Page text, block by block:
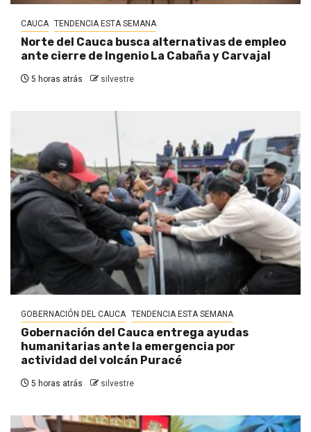
CAUCA TENDENCIA ESTA SEMANA
Norte del Cauca busca alternativas de empleo
ante cierre de Ingenio La Cabaña y Carvajal
5 horas atrás silvestre
GOBERNACIÓN DEL CAUCA TENDENCIA ESTA SEMANA
Gobernación del Cauca entrega ayudas
humanitarias ante la emergencia por
actividad del volcán Puracé
5 horas atrás silvestre